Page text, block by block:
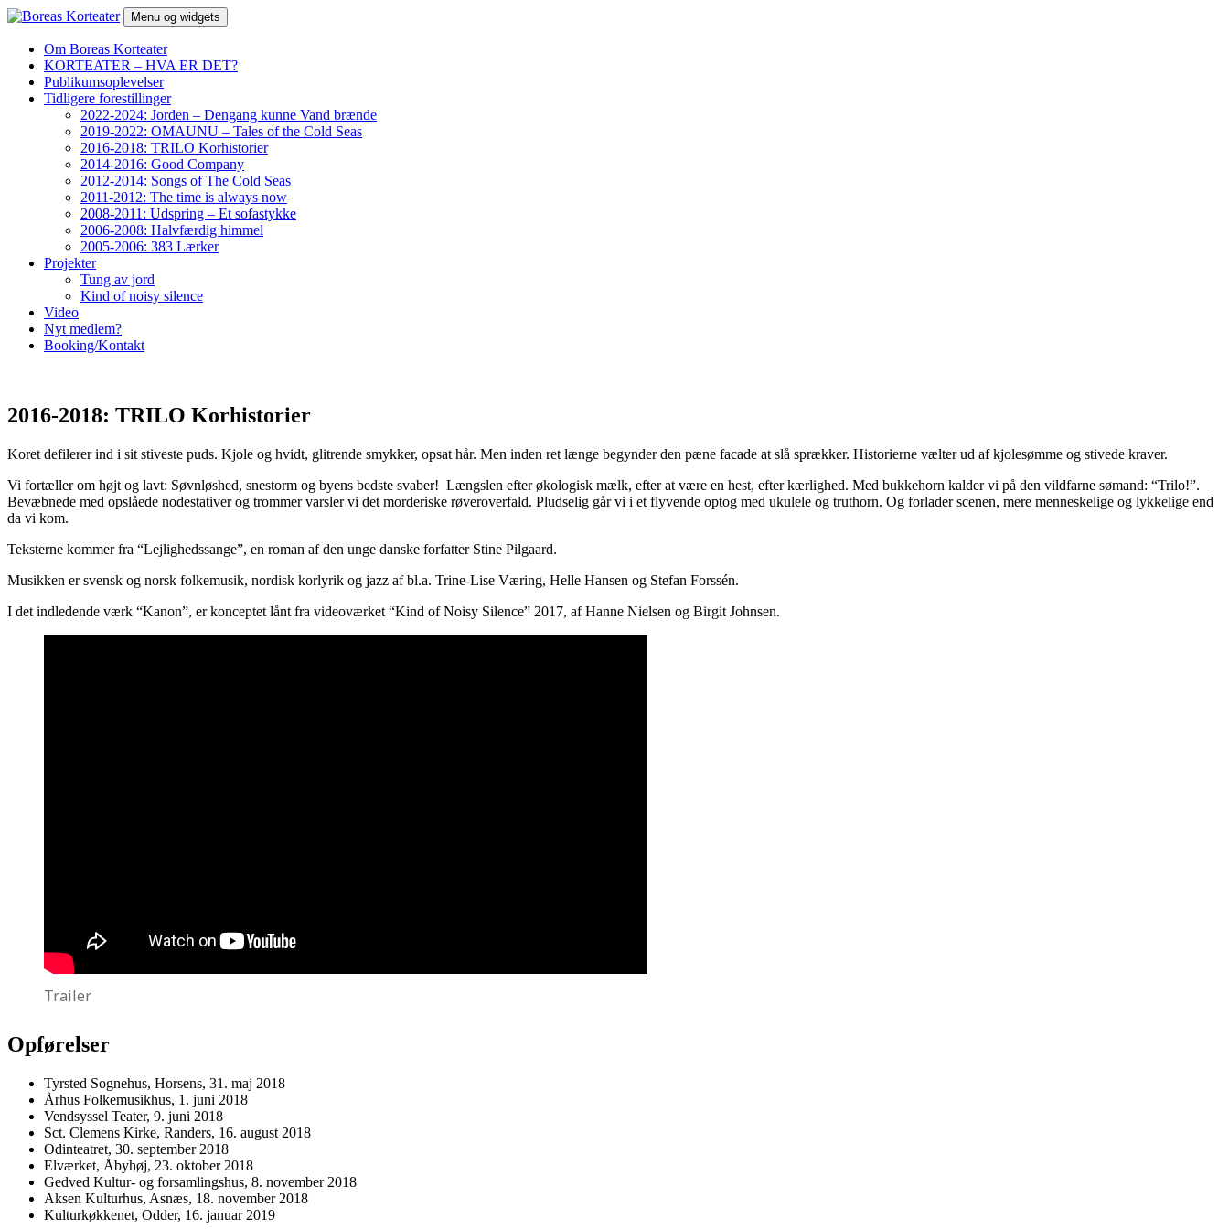
Hop
indhold
Boreas Korteater
Menu og widgets
Om Boreas Korteater
KORTEATER – HVA ER DET?
Publikumsoplevelser
Tidligere forestillinger
2022-2024: Jorden – Dengang kunne Vand brænde
2019-2022: OMAUNU – Tales of the Cold Seas
2016-2018: TRILO Korhistorier
2014-2016: Good Company
2012-2014: Songs of The Cold Seas
2011-2012: The time is always now
2008-2011: Udspring – Et sofastykke
2006-2008: Halvfærdig himmel
2005-2006: 383 Lærker
Projekter
Tung av jord
Kind of noisy silence
Video
Nyt medlem?
Booking/Kontakt
2016-2018: TRILO Korhistorier
Koret defilerer ind i sit stiveste puds. Kjole og hvidt, glitrende smykker, opsat hår. Men inden ret længe begynder den pæne facade at slå sprækker. Historierne vælter ud af kjolesømme og stivede kraver.
Vi fortæller om højt og lavt: Søvnløshed, snestorm og byens bedste svaber! Længslen efter økologisk mælk, efter at være en hest, efter kærlighed. Med bukkehorn kalder vi på den vildfarne sømand: “Trilo!”.
Bevæbnede med opslåede nodestativer og trommer varsler vi det morderiske røveroverfald. Pludselig går vi i et flyvende optog med ukulele og truthorn. Og forlader scenen, mere menneskelige og lykkelige end
da vi kom.
Teksterne kommer fra “Lejlighedssange”, en roman af den unge danske forfatter Stine Pilgaard.
Musikken er svensk og norsk folkemusik, nordisk korlyrik og jazz af bl.a. Trine-Lise Væring, Helle Hansen og Stefan Forssén.
I det indledende værk “Kanon”, er konceptet lånt fra videoværket “Kind of Noisy Silence” 2017, af Hanne Nielsen og Birgit Johnsen.
Trailer
Opførelser
Tyrsted Sognehus, Horsens, 31. maj 2018
Århus Folkemusikhus, 1. juni 2018
Vendsyssel Teater, 9. juni 2018
Sct. Clemens Kirke, Randers, 16. august 2018
Odinteatret, 30. september 2018
Elværket, Åbyhøj, 23. oktober 2018
Gedved Kultur- og forsamlingshus, 8. november 2018
Aksen Kulturhus, Asnæs, 18. november 2018
Kulturkøkkenet, Odder, 16. januar 2019